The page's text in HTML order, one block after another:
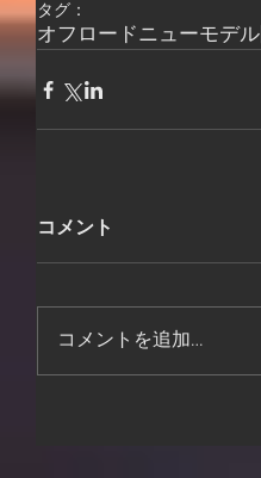
タグ：
オフロードニューモデル
コメント
コメントを追加…